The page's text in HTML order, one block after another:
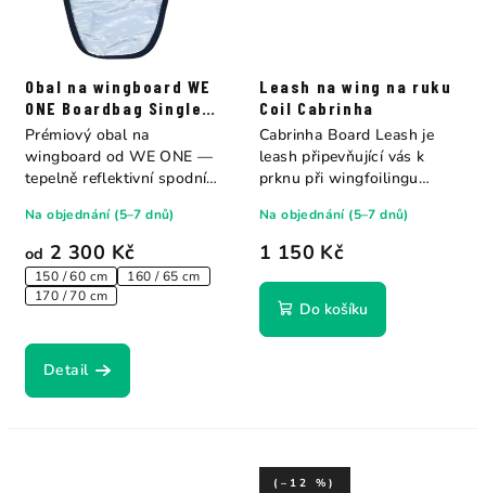
Obal na wingboard WE
ONE Boardbag Single
Wingboard
od 2 300 Kč
150 / 60 cm
160 / 65 cm
170 / 70 cm
Na objednání (5–7 dnů)
Detail
Prémiový obal na
wingboard od WE ONE —
tepelně reflektivní spodní
Leash na wing na ruku
Coil Cabrinha
1 150 Kč
Na objednání (5–7 dnů)
Do košíku
Cabrinha Board Leash je
leash připevňující vás k
prknu při wingfoilingu
(–12 %)